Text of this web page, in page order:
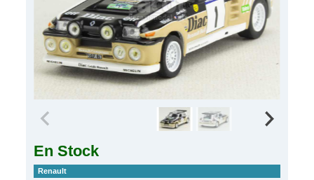
En Stock
Renault